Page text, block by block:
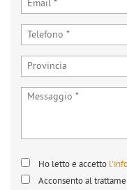
Ho letto e accetto
Acconsento al